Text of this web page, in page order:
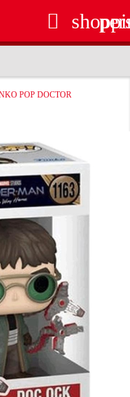

POP DOCTOR